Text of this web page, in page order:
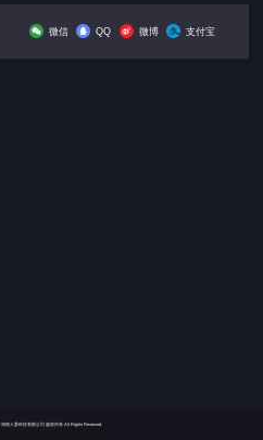
微信 QQ 微博 支付宝
湖南人爱科技有限公司 版权所有 All Rights Reserved.